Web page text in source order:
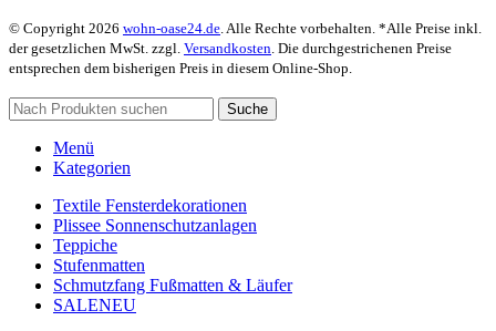
© Copyright 2026 wohn-oase24.de . Alle Rechte vorbehalten. *Alle Preise inkl.
der gesetzlichen MwSt. zzgl. Versandkosten . Die durchgestrichenen Preise
entsprechen dem bisherigen Preis in diesem Online-Shop.
Suche
Menü
Kategorien
Textile Fensterdekorationen
Plissee Sonnenschutzanlagen
Teppiche
Stufenmatten
Schmutzfang Fußmatten & Läufer
SALENEU